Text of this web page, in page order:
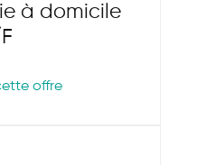
à domicile
offre